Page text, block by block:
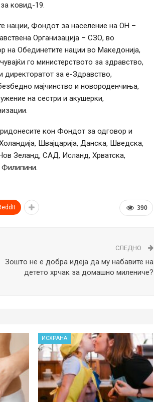
ковид-19.
нации, Фондот за население на ОН –
Организација – СЗО, во
на Обединетите нации во Македонија,
го министерството за здравство,
директоратот за e-Здравство,
мајчинство и новороденчиња,
на сестри и акушерки,
кон Фондот за одговор и
Швајцарија, Данска, Шведска,
Зеланд, САД, Исланд, Хрватска,
Филипини.
390
СЛЕДНО
Зошто не е добра идеја да му набавите на
детето хрчак за домашно милениче?
ИСХРАНА